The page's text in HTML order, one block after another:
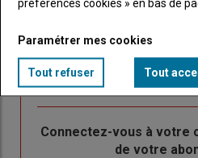
Sous-
Vous êtes
TITRE
Body
Connectez-vous à votre
de votre
préférences cookies » en bas de
Paramétrer mes cookies
Tout refuser Tout